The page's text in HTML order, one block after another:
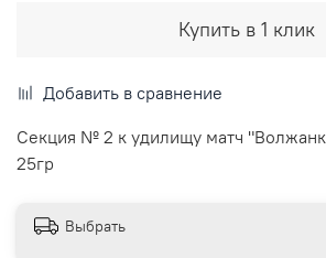
Купить в 1 клик
Добавить в сравнение
Секция № 2 к удилищу матч
25гр
Выбрать